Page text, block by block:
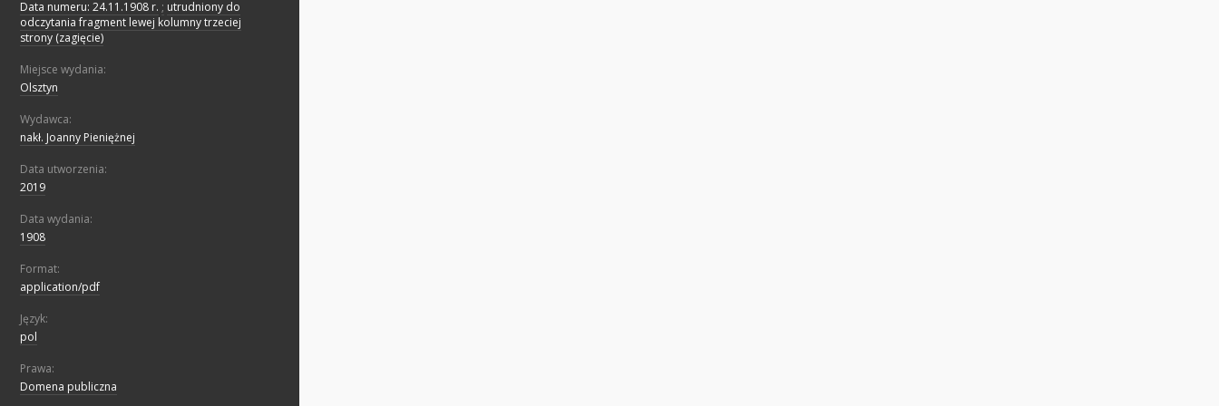
Data numeru: 24.11.1908 r. ; utrudniony do
odczytania fragment lewej kolumny trzeciej
strony (zagięcie)
Miejsce wydania:
Olsztyn
Wydawca:
nakł. Joanny Pieniężnej
Data utworzenia:
2019
Data wydania:
1908
Format:
application/pdf
Język:
pol
Prawa:
Domena publiczna